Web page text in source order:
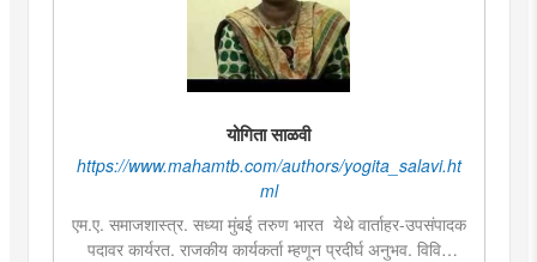
योगिता साळवी
https://www.mahamtb.com/authors/yogita_salavi.ht
ml
एम.ए. समाजशास्त्र. सध्या मुंबई तरुण भारत येथे वार्ताहर-उपसंपादक
पदावर कार्यरत. राजकीय कार्यकर्ता म्हणून प्रदीर्घ अनुभव. विविध